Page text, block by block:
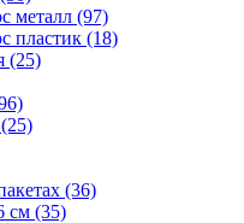
металл (97)
пластик (18)
(25)
(36)
см (35)